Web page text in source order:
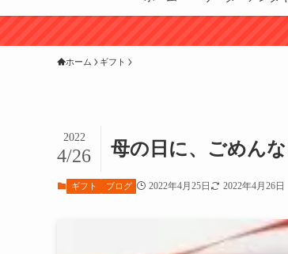
ホーム ギフト
母の日に、ごめんな
2022
4/26
ギフト ブログ 2022年4月25日 2022年4月26日